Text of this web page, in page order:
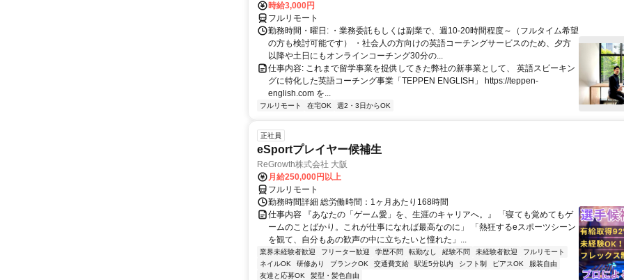
時給3,000円
フルリモート
勤務時間・曜日: ・業務委託もしくは副業で、週10-20時間程度～（フルタイム希望
の方も検討可能です） ・社会人の方向けの英語コーチングサービスのため、夕方
以降や土日にもオンラインコーチング30分の...
仕事内容: これまで留学事業を提供してきた弊社の新事業として、 英語スピーキン
グに特化した英語コーチング事業「TEPPEN ENGLISH」 https://teppen-
english.com を...
フルリモート 在宅OK 週2・3日からOK
正社員
eSportプレイヤー候補生
ReGrowth株式会社 大阪
月給250,000円以上
フルリモート
勤務時間詳細 総労働時間：1ヶ月あたり168時間
仕事内容 『あなたの「ゲーム愛」を、生涯のキャリアへ。』 「寝ても覚めてもゲ
ームのことばかり。これが仕事になれば最高なのに」 「熱狂するeスポーツシーン
を観て、自分もあの歓声の中に立ちたいと憧れた」...
業界未経験者歓迎 フリーター歓迎 学歴不問 転勤なし 経験不問 未経験者歓迎
フルリモート
ネイルOK
研修あり ブランクOK 交通費支給 駅近5分以内 シフト制 ピアスOK
服装自由
友達と応募OK
髪型・髪色自由